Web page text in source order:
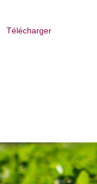
Télécharger